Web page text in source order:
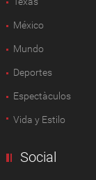
México
Mundo
Deportes
Espectàculos
Vida y Estilo
Social